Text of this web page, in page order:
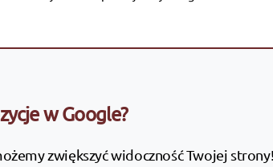
w Google?
zwiększyć widoczność Twojej